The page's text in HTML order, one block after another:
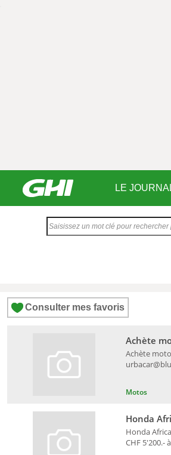
LE
Consulter mes favoris
Motos
Achète
Achète
Honda
CHF 5'200.-
Honda